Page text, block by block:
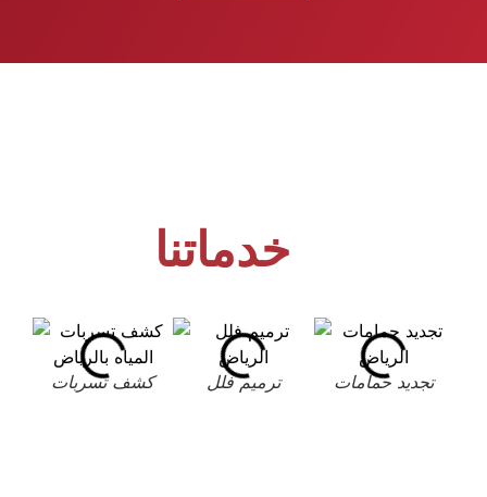
خدماتنا
كشف تسربات ترميم فلل تجديد حمامات